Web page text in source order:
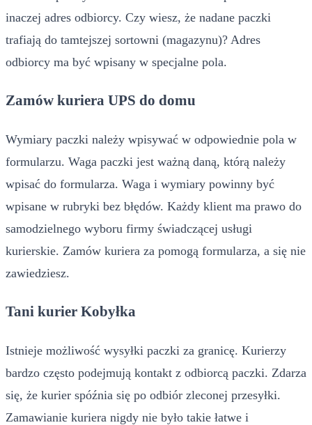
inaczej adres odbiorcy. Czy wiesz, że nadane paczki
trafiają do tamtejszej sortowni (magazynu)? Adres
odbiorcy ma być wpisany w specjalne pola.
Zamów kuriera UPS do domu
Wymiary paczki należy wpisywać w odpowiednie pola w
formularzu. Waga paczki jest ważną daną, którą należy
wpisać do formularza. Waga i wymiary powinny być
wpisane w rubryki bez błędów. Każdy klient ma prawo do
samodzielnego wyboru firmy świadczącej usługi
kurierskie. Zamów kuriera za pomogą formularza, a się nie
zawiedziesz.
Tani kurier Kobyłka
Istnieje możliwość wysyłki paczki za granicę. Kurierzy
bardzo często podejmują kontakt z odbiorcą paczki. Zdarza
się, że kurier spóźnia się po odbiór zleconej przesyłki.
Zamawianie kuriera nigdy nie było takie łatwe i